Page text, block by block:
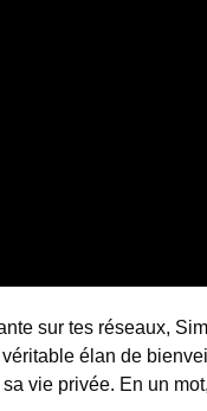
sur tes réseaux,
élan de
vie privée. En un